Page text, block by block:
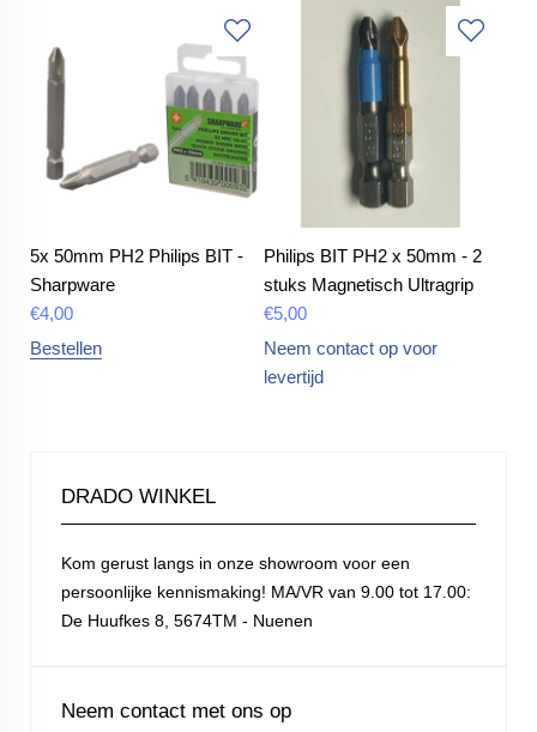
5x 50mm PH2 Philips BIT -
Sharpware
€4,00
Bestellen
Philips BIT PH2 x 50mm - 2
stuks Magnetisch Ultragrip
€5,00
Neem contact op voor
levertijd
DRADO WINKEL
Kom gerust langs in onze showroom voor een
persoonlijke kennismaking! MA/VR van 9.00 tot 17.00:
De Huufkes 8, 5674TM - Nuenen
Neem contact met ons op